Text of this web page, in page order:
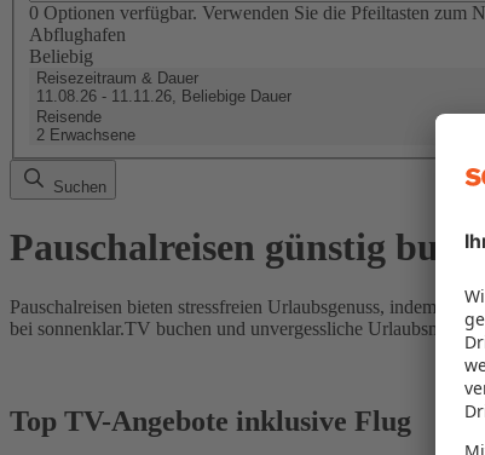
0 Optionen verfügbar. Verwenden Sie die Pfeiltasten zum
Abflughafen
Beliebig
Reisezeitraum & Dauer
11.08.26 - 11.11.26, Beliebige Dauer
Reisende
2 Erwachsene
Suchen
Pauschalreisen günstig
Pauschalreisen bieten stressfreien Urlaubsgenuss, indem
bei sonnenklar.TV buchen und unvergessliche
Top TV-Angebote inklusive Flug